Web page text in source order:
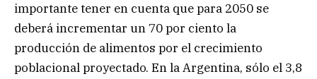
importante tener en cuenta que para 2050 se
deberá incrementar un 70 por ciento la
producción de alimentos por el crecimiento
poblacional proyectado. En la Argentina, sólo el 3,8